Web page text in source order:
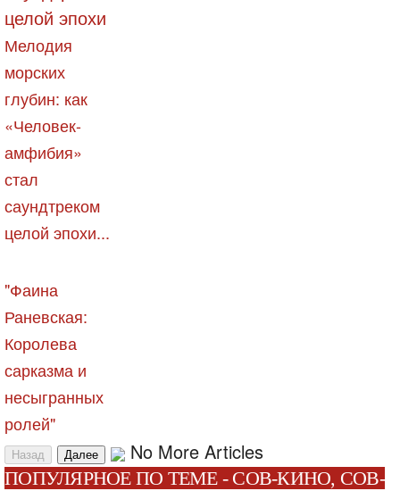
Мелодия
морских
глубин: как
«Человек-
амфибия»
стал
саундтреком
целой эпохи...
"Фаина
Раневская:
Королева
сарказма и
несыгранных
ролей"
Назад Далее No More Articles
ПОПУЛЯРНОЕ ПО ТЕМЕ - СОВ-КИНО, СОВ-